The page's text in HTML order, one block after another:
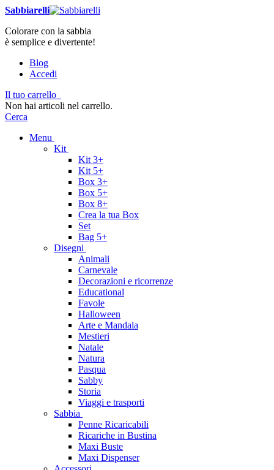
Sabbiarelli
Colorare con la sabbia
è semplice e divertente!
Blog
Accedi
Il tuo carrello
Non hai articoli nel carrello.
Cerca
Menu
Kit
Kit 3+
Kit 5+
Box 3+
Box 5+
Box 8+
Crea la tua Box
Set
Bag 5+
Disegni
Animali
Carnevale
Decorazioni e ricorrenze
Educational
Favole
Halloween
Arte e Mandala
Mestieri
Natale
Natura
Pasqua
Sabby
Storia
Viaggi e trasporti
Sabbia
Penne Ricaricabili
Ricariche in Bustina
Maxi Buste
Maxi Dispenser